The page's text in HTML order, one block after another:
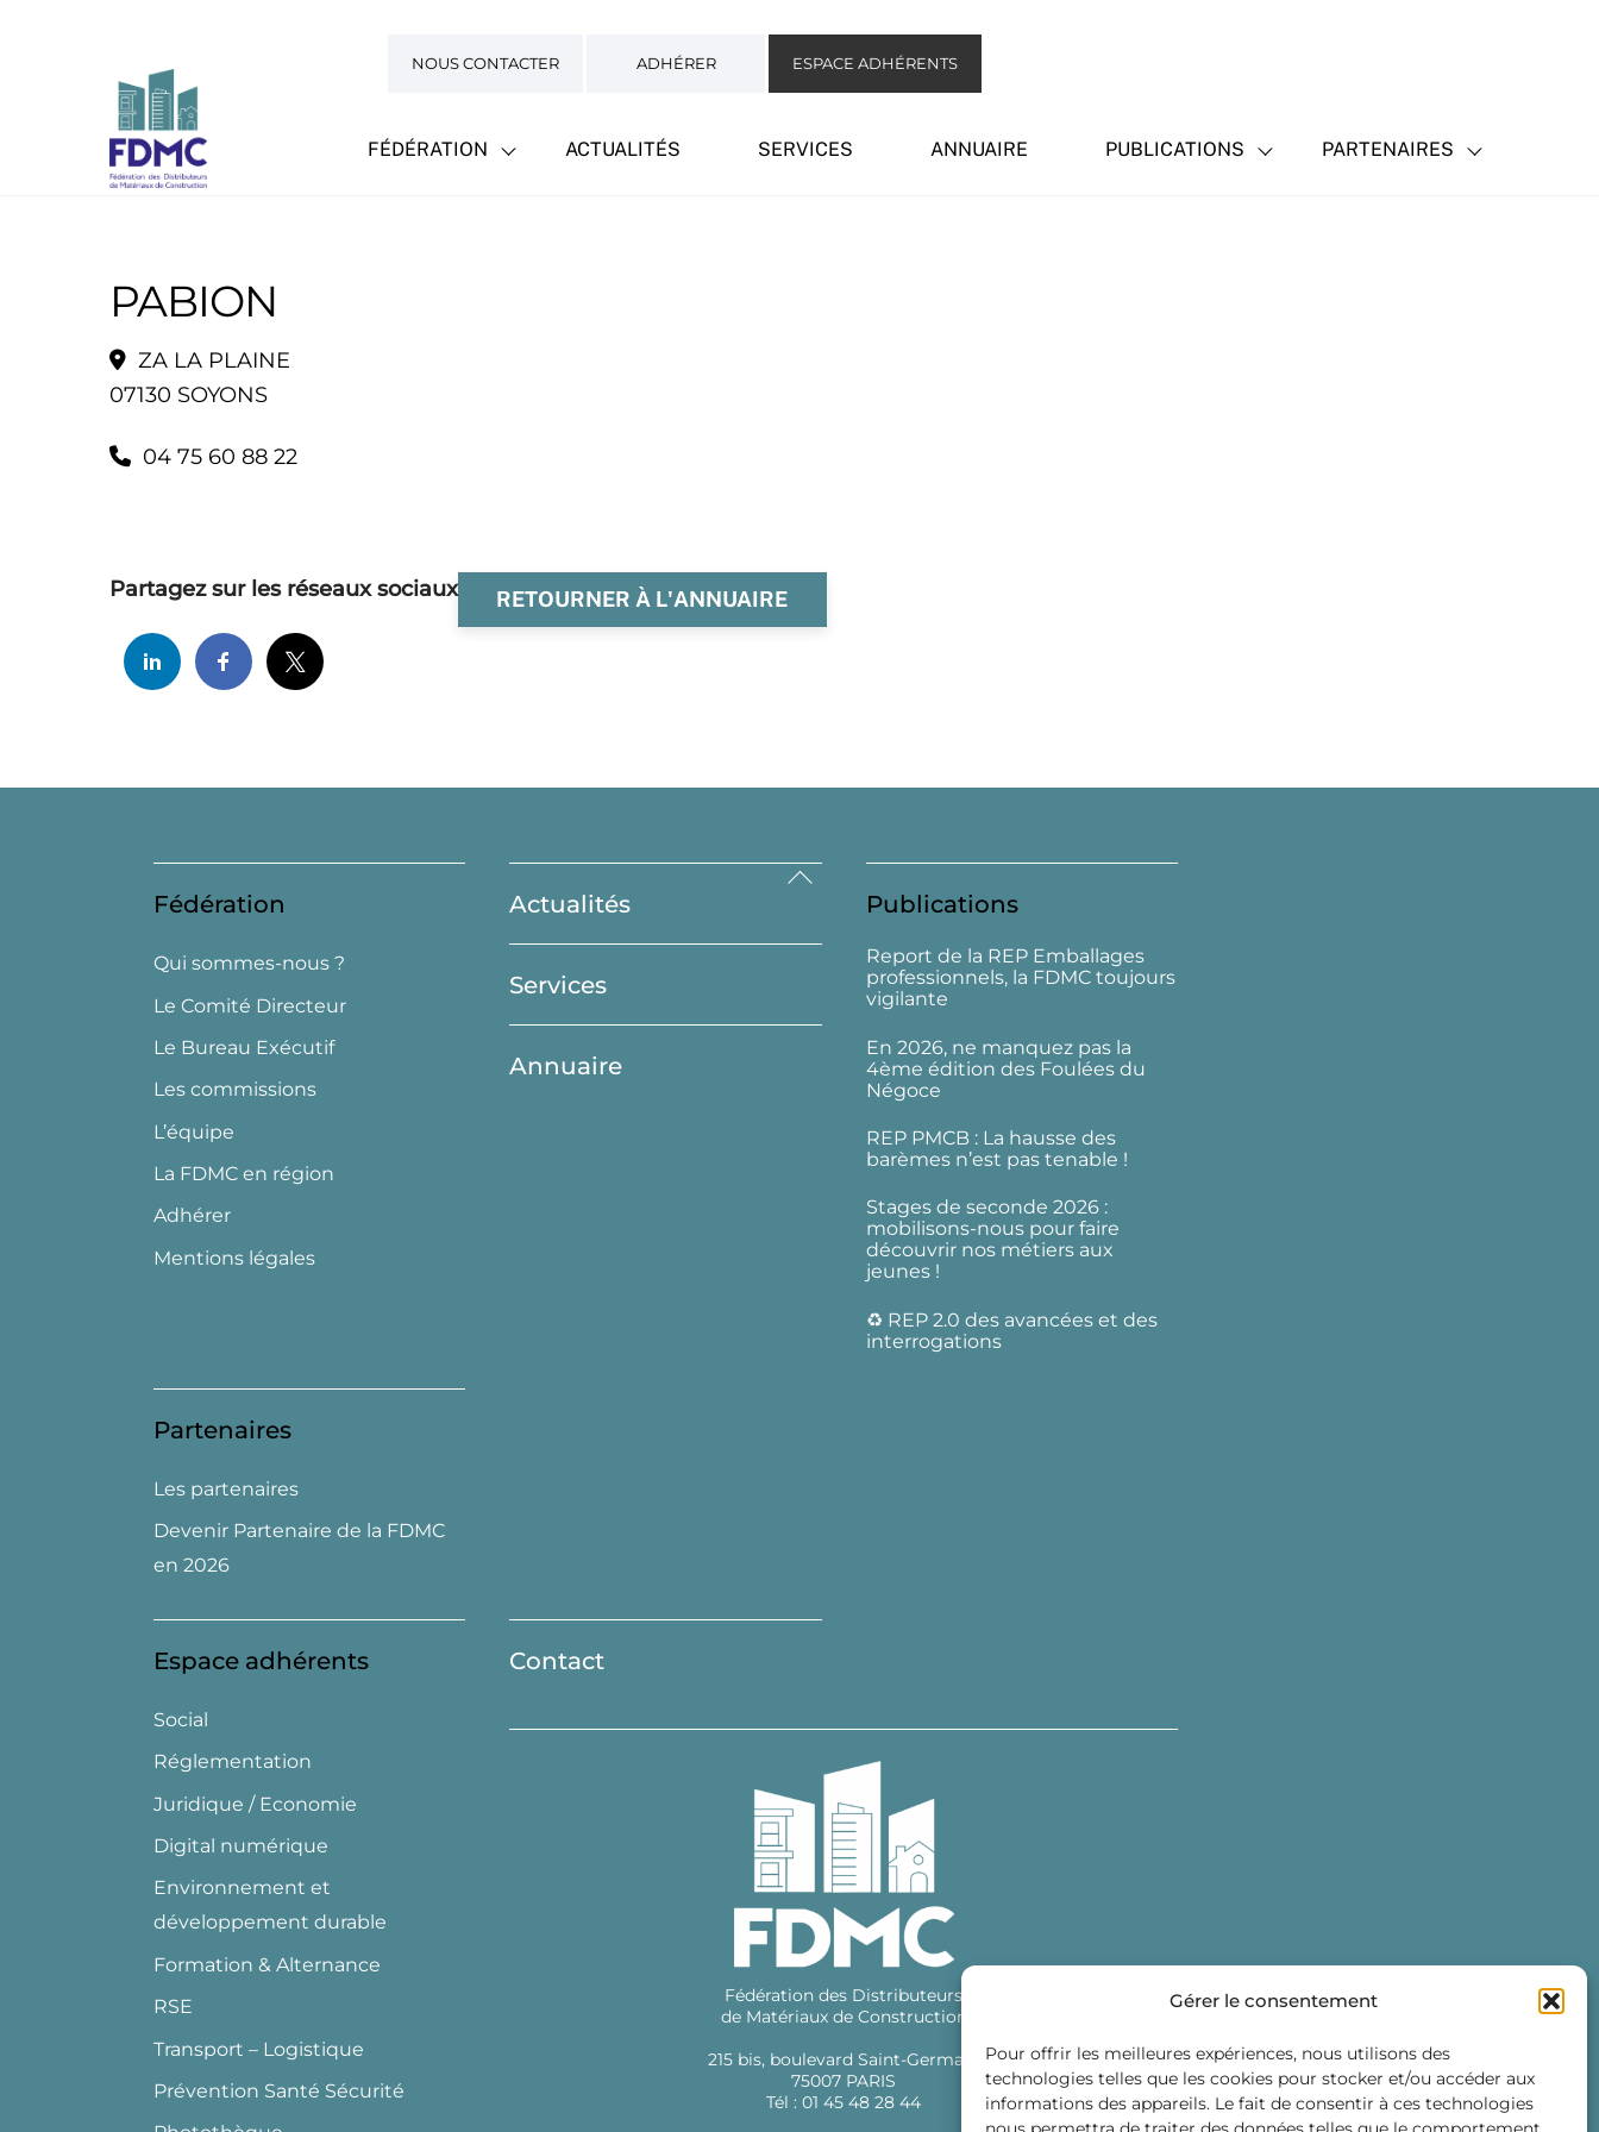
Gérer le consentement
Pour offrir les meilleures expériences, nous utilisons des
technologies telles que les cookies pour stocker et/ou accéder aux
informations des appareils. Le fait de consentir à ces technologies
NOUS CONTACTER ADHÉRER ESPACE ADHÉRENTS
FÉDÉRATION ACTUALITÉS SERVICES ANNUAIRE PUBLICATIONS PARTENAIRES
PABION
ZA LA PLAINE
07130 SOYONS
04 75 60 88 22
RETOURNER À L'ANNUAIRE
Partagez sur les réseaux sociaux
Back
Top
Fédération
Qui sommes-nous ?
Le Comité Directeur
Le Bureau Exécutif
Les commissions
L’équipe
La FDMC en région
Adhérer
Mentions légales
Actualités
Services
Annuaire
Publications
Report de la REP Emballages
professionnels, la FDMC toujours
vigilante
En 2026, ne manquez pas la
4ème édition des Foulées du
Négoce
REP PMCB : La hausse des
barèmes n’est pas tenable !
Stages de seconde 2026 :
mobilisons-nous pour faire
découvrir nos métiers aux
jeunes !
♻️ REP 2.0 des avancées et des
interrogations
Partenaires
Les partenaires
Devenir Partenaire de la FDMC
en 2026
Espace adhérents
Social
Réglementation
Juridique / Economie
Digital numérique
Environnement et
développement durable
Formation & Alternance
RSE
Transport – Logistique
Prévention Santé Sécurité
Contact
Fédération des Distributeurs
de Matériaux de Construction
215 bis, boulevard Saint-Germain
75007 PARIS
Tél : 01 45 48 28 44